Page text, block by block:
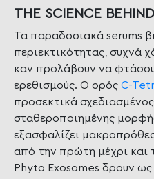
THE SCIENCE
Τα παραδοσιακά serums
περιεκτικότητας, συχνά
καν προλάβουν να
ερεθισμούς. Ο ορός C-
προσεκτικά
σταθεροποιημένης
εξασφαλίζει
από την πρώτη μέχρι και
Phyto Exosomes δρουν ως